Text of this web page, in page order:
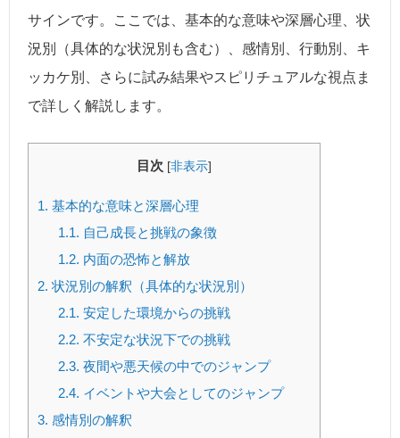
サインです。ここでは、基本的な意味や深層心理、状
況別（具体的な状況別も含む）、感情別、行動別、キ
ッカケ別、さらに試み結果やスピリチュアルな視点ま
で詳しく解説します。
目次 [非表示]
1. 基本的な意味と深層心理
1.1. 自己成長と挑戦の象徴
1.2. 内面の恐怖と解放
2. 状況別の解釈（具体的な状況別）
2.1. 安定した環境からの挑戦
2.2. 不安定な状況下での挑戦
2.3. 夜間や悪天候の中でのジャンプ
2.4. イベントや大会としてのジャンプ
3. 感情別の解釈